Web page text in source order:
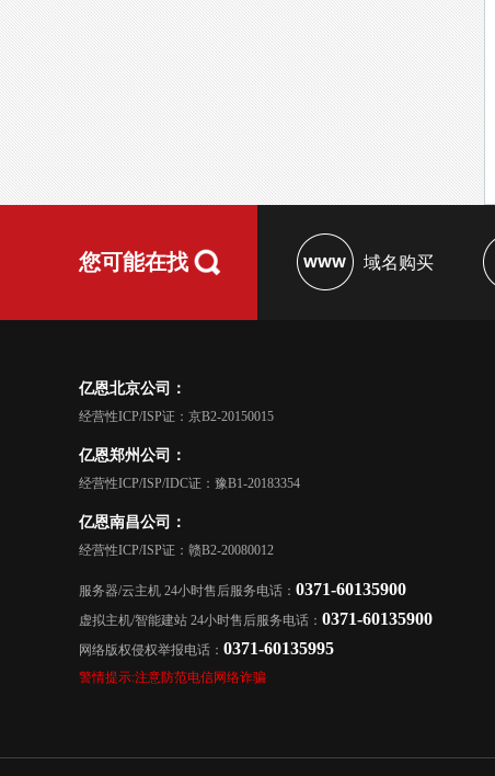
您可能在找 域名购买
亿恩北京公司：
经营性ICP/ISP证：京B2-20150015
亿恩郑州公司：
经营性ICP/ISP/IDC证：豫B1-20183354
亿恩南昌公司：
经营性ICP/ISP证：赣B2-20080012
服务器/云主机 24小时售后服务电话： 0371-60135900
虚拟主机/智能建站 24小时售后服务电话： 0371-60135900
网络版权侵权举报电话： 0371-60135995
警情提示:注意防范电信网络诈骗